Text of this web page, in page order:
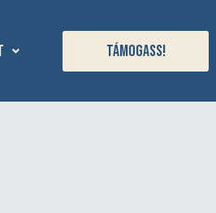
Támogass!